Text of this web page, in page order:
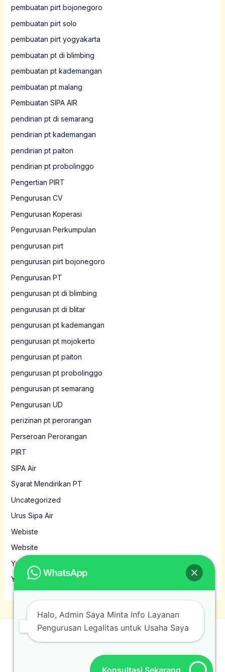
pembuatan pirt bojonegoro
pembuatan pirt solo
pembuatan pirt yogyakarta
pembuatan pt di blimbing
pembuatan pt kademangan
pembuatan pt malang
Pembuatan SIPA AIR
pendirian pt di semarang
pendirian pt kademangan
pendirian pt paiton
pendirian pt probolinggo
Pengertian PIRT
Pengurusan CV
Pengurusan Koperasi
Pengurusan Perkumpulan
pengurusan pirt
pengurusan pirt bojonegoro
Pengurusan PT
pengurusan pt di blimbing
pengurusan pt di blitar
pengurusan pt kademangan
pengurusan pt mojokerto
pengurusan pt paiton
pengurusan pt probolinggo
pengurusan pt semarang
Pengurusan UD
perizinan pt perorangan
Perseroan Perorangan
PIRT
SIPA Air
Syarat Mendirikan PT
Uncategorized
Urus Sipa Air
Webiste
Website
Yayasan
Yayasan MBG
© 2026 Jasamura. Powered by Jasamura.
Halo, Admin Saya Minta Info Layanan
Pengurusan Legalitas untuk Usaha Saya
Konsultasi Sekarang